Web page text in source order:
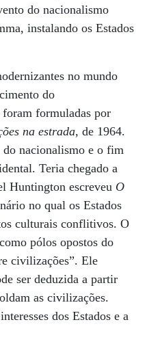
do nacionalismo
instalando os Estados
no mundo
do
foram formuladas por
na estrada, de 1964.
do nacionalismo e o fim
Teria chegado a
Huntington escreveu O
no qual os Estados
culturais conflitivos. O
pólos opostos do
civilizações”. Ele
ser deduzida a partir
as civilizações.
dos Estados e a